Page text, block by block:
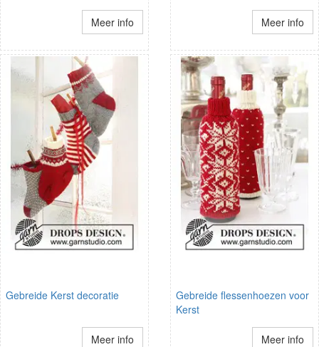
Meer info Meer info
Gebreide Kerst decoratie
Meer info
Gebreide flessenhoezen voor
Kerst
Meer info